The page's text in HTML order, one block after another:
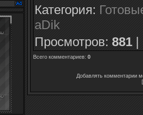
Категория:
aDik
Просмотров: 881 |
Всего комментариев: 0
Добавлять комментарии